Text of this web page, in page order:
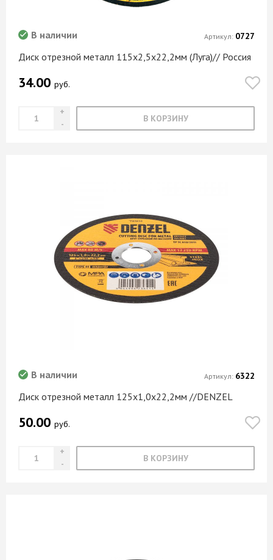
Диск отрезной металл 115х2,5х22,2мм (Луга)// Россия
В наличии
34.00 руб.
В КОРЗИНУ
Артикул: 0727
Диск отрезной металл 125х1,0х22,2мм //DENZEL
В наличии
50.00 руб.
В КОРЗИНУ
Артикул: 6322